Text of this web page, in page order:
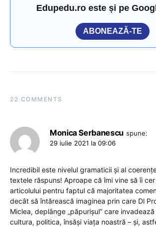
Edupedu.ro este și pe
ABONEAZĂ-TE
22 COMMENTS
Monica Serbanescu spune:
29 iulie 2021 la 09:06
Incredibil este nivelul gramaticii și al
textele răspuns! Aproape că îmi vine să îi
articolului pentru faptul că majoritatea
decât să întărească imaginea prin care Dl
Miclea, deplânge „păpurișul” care
cultura, politica, însăși viața noastră – și,